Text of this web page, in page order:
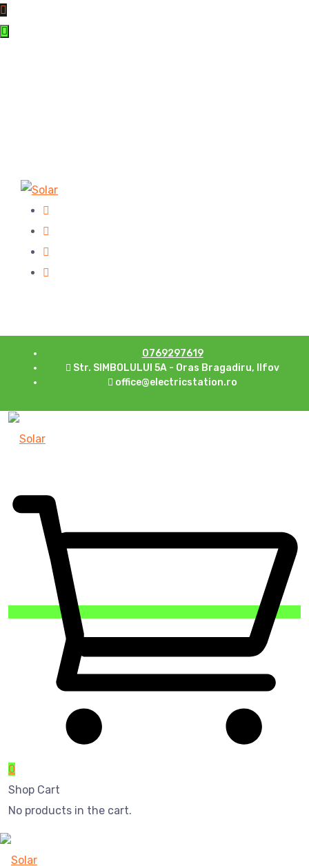
0769297619
Str. SIMBOLULUI 5A - Oras Bragadiru, Ilfov
office@electricstation.ro
0
Shop Cart
No products in the cart.